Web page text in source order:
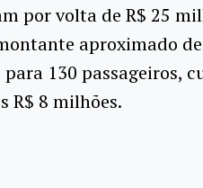
por volta de R$ 25
aproximado de
130 passageiros,
R$ 8 milhões.